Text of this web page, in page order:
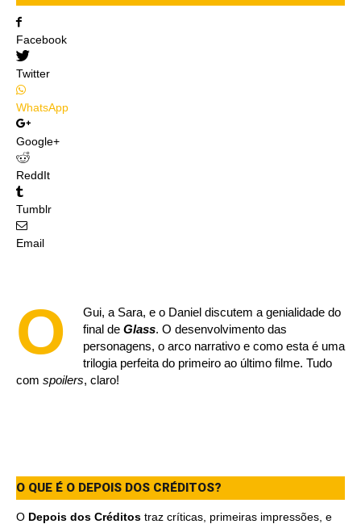
Facebook
Twitter
WhatsApp
Google+
ReddIt
Tumblr
Email
O
Gui, a Sara, e o Daniel discutem a genialidade do
final de Glass. O desenvolvimento das
personagens, o arco narrativo e como esta é uma
trilogia perfeita do primeiro ao último filme. Tudo
com spoilers, claro!
O QUE É O DEPOIS DOS CRÉDITOS?
O Depois dos Créditos traz críticas, primeiras impressões, e